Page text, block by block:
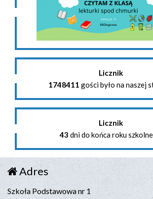
Licznik
1748411 gości było na naszej
Licznik
43 dni do końca roku
Adres
Szkoła Podstawowa nr 1